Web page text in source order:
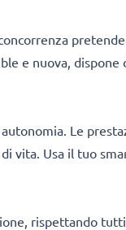
e nuova, dispone
Le
vita. Usa il tuo
rispettando